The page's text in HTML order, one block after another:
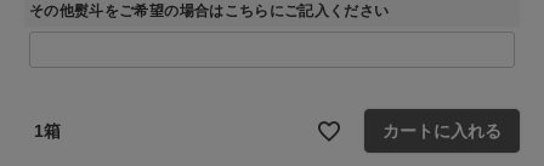
全ての商品
特集
その他熨斗をご希望の場合はこちらにご記入ください
1箱 カートに入れる